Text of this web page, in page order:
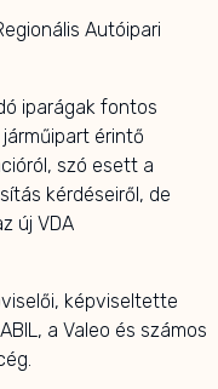
Autóipari
iparágak fontos
érintő
szó esett a
kérdéseiről, de
új VDA
képviseltette
a Valeo és számos